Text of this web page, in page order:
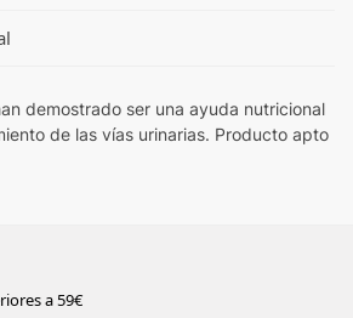
demostrado ser una ayuda nutricional
de las vías urinarias. Producto apto
a 59€